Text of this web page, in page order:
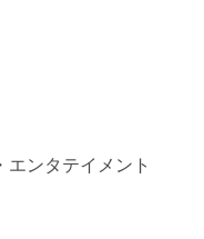
エンタテイメント